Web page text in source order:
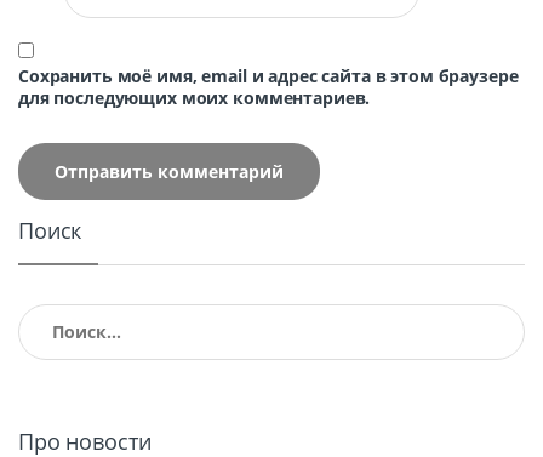
Сохранить моё имя, email и адрес сайта в этом браузере
для последующих моих комментариев.
Поиск
Найти:
Про новости